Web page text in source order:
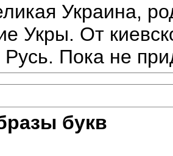
Украина,
Укры. От
Русь. Пока не
букв